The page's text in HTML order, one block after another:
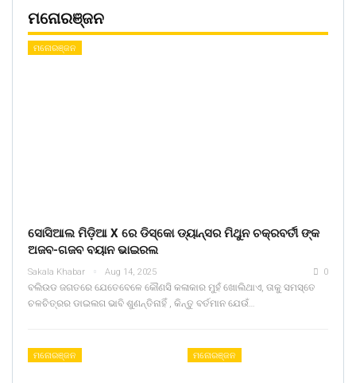
ମନୋରଞ୍ଜନ
ମନୋରଞ୍ଜନ
ସୋସିଆଲ ମିଡ଼ିଆ X ରେ ଡିସ୍କୋ ଡ୍ୟାନ୍ସର ମିଥୁନ ଚକ୍ରବର୍ତୀ ଙ୍କ
ଅଜବ-ଗଜବ ବୟାନ ଭାଇରଲ
Sakala Khabar Aug 14, 2025 0
ବଲିଉଡ ଜଗତରେ ଯେତେବେଳେ କୌଣସି କଳାକାର ମୁହଁ ଖୋଲିଥାଏ, ତାକୁ ସମସ୍ତେ
ଚଳଚିତ୍ରର ଡାଇଲଗ ଭାବି ଶୁଣନ୍ତିନାହିଁ , କିନ୍ତୁ ବର୍ତମାନ ଯେଉଁ…
ମନୋରଞ୍ଜନ ମନୋରଞ୍ଜନ